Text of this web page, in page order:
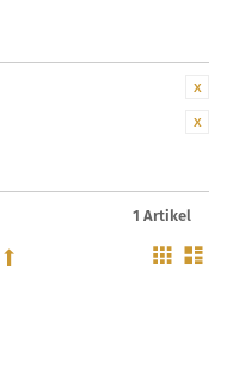
1 Artikel
Gitter